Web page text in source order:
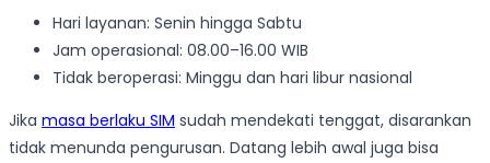
Hari layanan: Senin hingga Sabtu
Jam operasional: 08.00–16.00 WIB
Tidak beroperasi: Minggu dan hari libur nasional
Jika masa berlaku SIM sudah mendekati tenggat, disarankan
tidak menunda pengurusan. Datang lebih awal juga bisa